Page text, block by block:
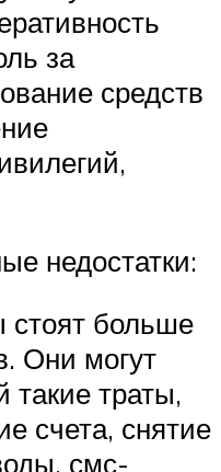
за
средств
недостатки:
стоят больше
Они могут
такие траты,
счета, снятие
смс-